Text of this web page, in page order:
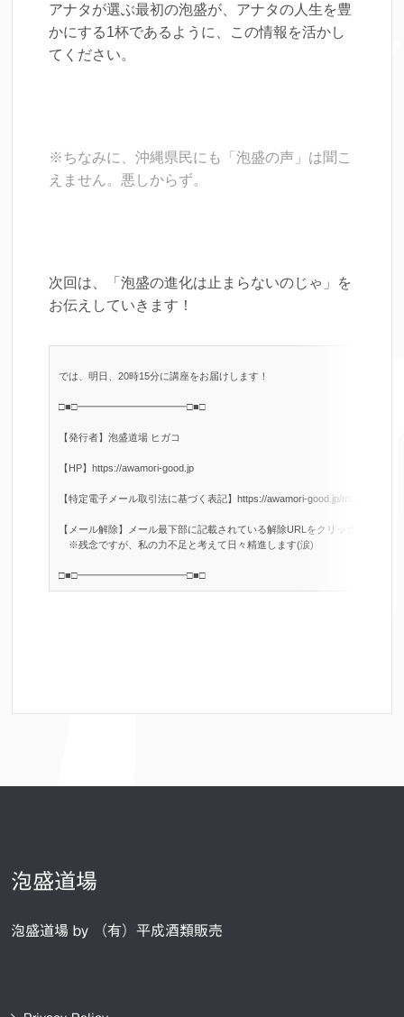
アナタが選ぶ最初の泡盛が、アナタの人生を豊
かにする1杯であるように、この情報を活かし
てください。
※ちなみに、沖縄県民にも「泡盛の声」は聞こ
えません。悪しからず。
次回は、「泡盛の進化は止まらないのじゃ」を
お伝えしていきます！
では、明日、20時15分に講座をお届けします！
□■□━━━━━━━━━━━□■□
【発行者】泡盛道場 ヒガコ
【HP】https://awamori-good.jp
【特定電子メール取引法に基づく表記】https://awamori-good.jp/mail-torihiki/
【メール解除】メール最下部に記載されている解除URLをクリックしてくだ
※残念ですが、私の力不足と考えて日々精進します(涙)
□■□━━━━━━━━━━━□■□
泡盛道場
泡盛道場 by （有）平成酒類販売